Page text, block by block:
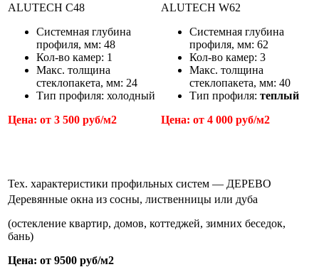
ALUTECH C48
Системная глубина
профиля, мм: 48
Кол-во камер: 1
Макс. толщина
стеклопакета, мм: 24
Тип профиля: холодный
Цена: от 3 500 руб/м2
ALUTECH W62
Системная глубина
профиля, мм: 62
Кол-во камер: 3
Макс. толщина
стеклопакета, мм: 40
Тип профиля: теплый
Цена: от 4 000 руб/м2
Тех. характеристики профильных систем — ДЕРЕВО
Деревянные окна из сосны, лиственницы или дуба
(остекление квартир, домов, коттеджей, зимних беседок,
бань)
Цена: от 9500 руб/м2